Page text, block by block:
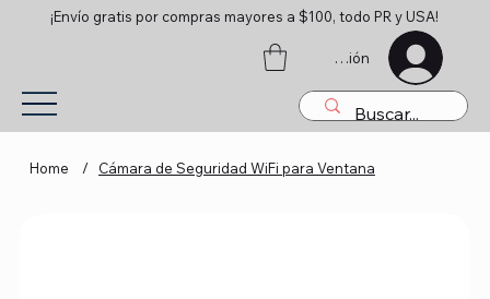
¡Envío gratis por compras mayores a $100, todo PR y USA!
Iniciar sesión
Home / Cámara de Seguridad WiFi para Ventana